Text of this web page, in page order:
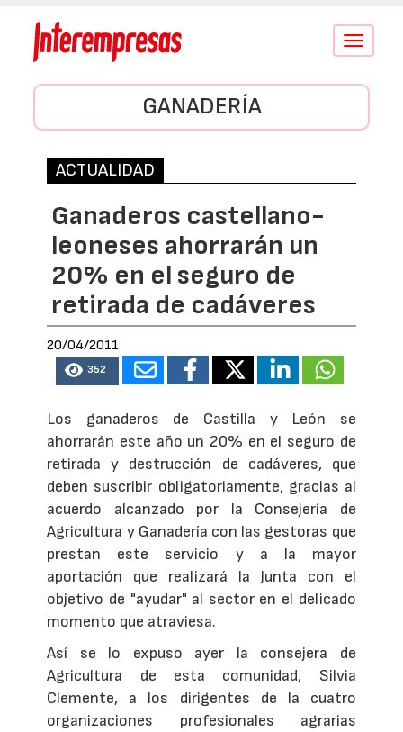
Conmutar
GANADERÍA
ACTUALIDAD
Ganaderos castellano-
leoneses ahorrarán un
20% en el seguro de
retirada de cadáveres
20/04/2011
352
Los ganaderos de Castilla y León se
ahorrarán este año un 20% en el seguro de
retirada y destrucción de cadáveres, que
deben suscribir obligatoriamente, gracias al
acuerdo alcanzado por la Consejería de
Agricultura y Ganadería con las gestoras que
prestan este servicio y a la mayor
aportación que realizará la Junta con el
objetivo de "ayudar" al sector en el delicado
momento que atraviesa.
Así se lo expuso ayer la consejera de
Agricultura de esta comunidad, Silvia
Clemente, a los dirigentes de la cuatro
organizaciones profesionales agrarias